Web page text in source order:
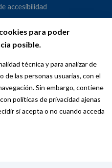
para poder
posible.
técnica y para analizar de
de las personas usuarias, con el
Sin embargo, contiene
políticas de privacidad ajenas
si acepta o no cuando acceda
accesibilidad
de Madrid
Ayuntamiento de Madrid
y la actividad
del Alcalde.